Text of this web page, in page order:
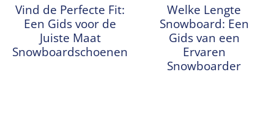
Vind de Perfecte Fit:
Een Gids voor de
Juiste Maat
Snowboardschoenen
Welke Lengte
Snowboard: Een
Gids van een
Ervaren
Snowboarder